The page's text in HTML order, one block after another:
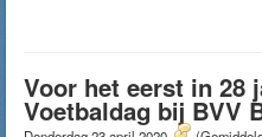
Voor het eerst in 28
Voetbaldag bij BVV